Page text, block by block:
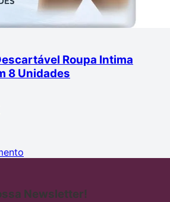
Roupa Intima
8 Unidades
Newsletter!